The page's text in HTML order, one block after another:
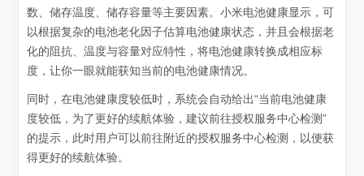
数、储存温度、储存容量等主要因素。小米电池健康显示，可
以根据复杂的电池老化因子估算电池健康状态，并且会根据老
化的阻抗、温度与容量对应特性，将电池健康转换成相应标
度，让你一眼就能获知当前的电池健康情况。
同时，在电池健康度较低时，系统会自动给出“当前电池健康
度较低，为了更好的续航体验，建议前往授权服务中心检测”
的提示，此时用户可以前往附近的授权服务中心检测，以便获
得更好的续航体验。